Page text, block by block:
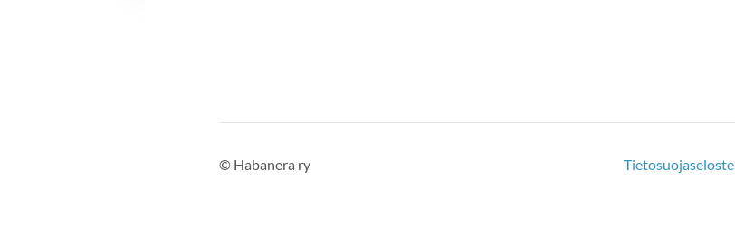
© Habanera ry Tietosuojaseloste